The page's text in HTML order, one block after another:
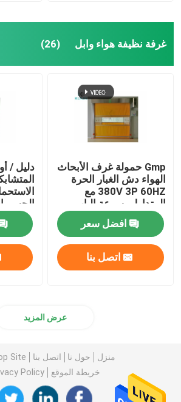
غرفة نظيفة هواء وابل (26)
Gmp حمولة غرف الأبحاث
الهواء دش الغبار الحرة
380V 3P 60HZ مع
المتداول بسرعة الباب
افضل سعر
اتصل بنا
دليل /
عرض المزيد
منزل حول نا اتصل بنا
Site
خريطة الموقع
Policy